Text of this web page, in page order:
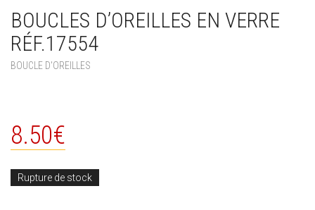
BOUCLES D’OREILLES EN VERRE
RÉF.17554
BOUCLE D'OREILLES
8.50€
Rupture de stock